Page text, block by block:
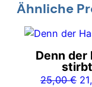
Ähnliche
Denn der
stirbt
25,00€